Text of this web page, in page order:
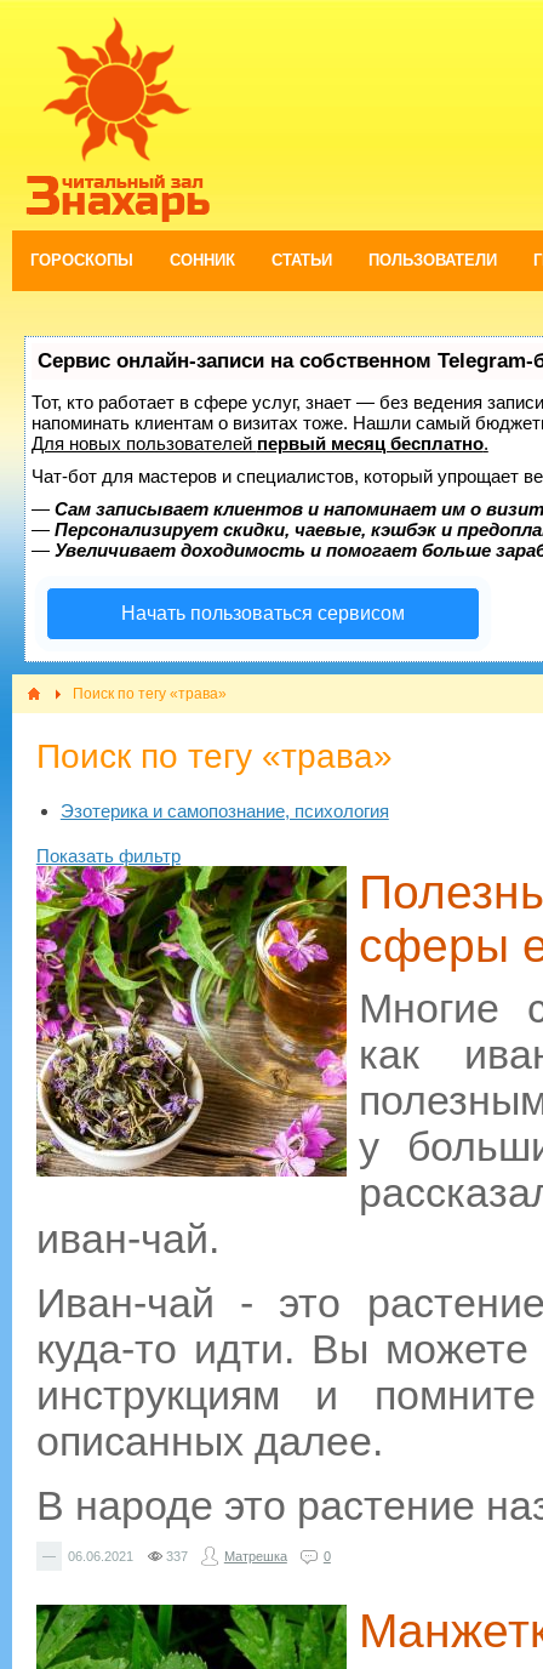
ГОРОСКОПЫ СОННИК СТАТЬИ ПОЛЬЗОВАТЕЛИ
Сервис онлайн-записи на собственном Telegram-
Тот, кто работает в сфере услуг, знает — без ведения
напоминать клиентам о визитах тоже. Нашли самый
Для новых пользователей первый месяц бесплатно.
Чат-бот для мастеров и специалистов, который упрощает
— Сам записывает клиентов и напоминает им о
— Персонализирует скидки, чаевые, кэшбэк и
— Увеличивает доходимость и помогает больше
Начать пользоваться сервисом
Поиск по тегу «трава»
Поиск по тегу «трава»
Эзотерика и самопознание, психология
Показать фильтр
сферы
Многие
как
у
иван-чай.
Иван-чай - это
куда-то идти. Вы
инструкциям и
описанных далее.
В народе это растение
— 06.06.2021 337 Матрешка 0